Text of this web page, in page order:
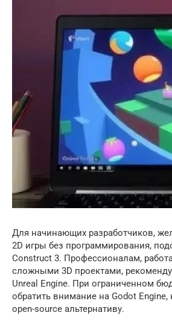
Для начинающих разработчиков,
2D игры без программирования,
Construct 3. Профессионалам,
сложными 3D проектами,
Unreal Engine. При ограниченном
обратить внимание на Godot Engine,
open-source альтернативу.